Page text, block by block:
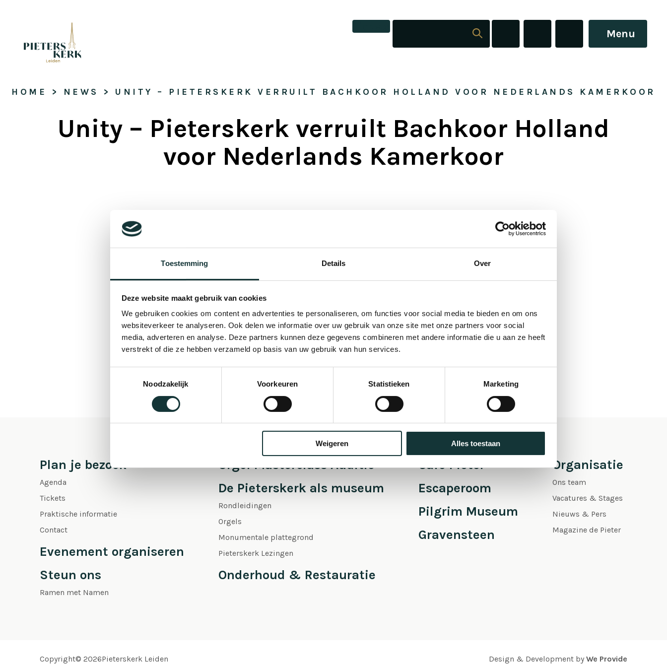
Toestemming Details Over
Deze website maakt gebruik van cookies
We gebruiken cookies om content en advertenties te personaliseren, om functies voor social media te bieden en om ons
websiteverkeer te analyseren. Ook delen we informatie over uw gebruik van onze site met onze partners voor social
media, adverteren en analyse. Deze partners kunnen deze gegevens combineren met andere informatie die u aan ze heeft
verstrekt of die ze hebben verzameld op basis van uw gebruik van hun services.
Noodzakelijk
Voorkeuren Statistieken Marketing
Weigeren Alles toestaan
Menu
HOME > NEWS > UNITY – PIETERSKERK VERRUILT BACHKOOR HOLLAND VOOR NEDERLANDS KAMERKOOR
Unity – Pieterskerk verruilt Bachkoor Holland
voor Nederlands Kamerkoor
Bekijk alle blogberichten
Plan je bezoek
Agenda
Tickets
Praktische informatie
Contact
Evenement organiseren
Steun ons
Ramen met Namen
Orgel Masterclass Auditie
De Pieterskerk als museum
Rondleidingen
Orgels
Monumentale plattegrond
Pieterskerk Lezingen
Onderhoud & Restauratie
Café Pieter
Escaperoom
Pilgrim Museum
Gravensteen
Organisatie
Ons team
Vacatures & Stages
Nieuws & Pers
Magazine de Pieter
Copyright© 2026Pieterskerk Leiden Design & Development by We Provide